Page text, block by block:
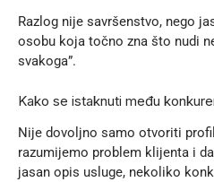
Razlog nije savršenstvo, nego
osobu koja točno zna što nudi
svakoga”.
Kako se istaknuti među
Nije dovoljno samo otvoriti
razumijemo problem klijenta i
jasan opis usluge, nekoliko